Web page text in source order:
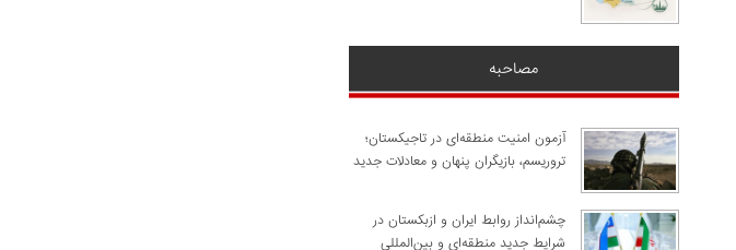
مصاحبه
آزمون امنیت منطقه‌ای در تاجیکستان؛
تروریسم، بازیگران پنهان و معادلات جدید
چشم‌انداز روابط ایران و ازبکستان در
شرایط جدید منطقه‌ای و بین‌المللی